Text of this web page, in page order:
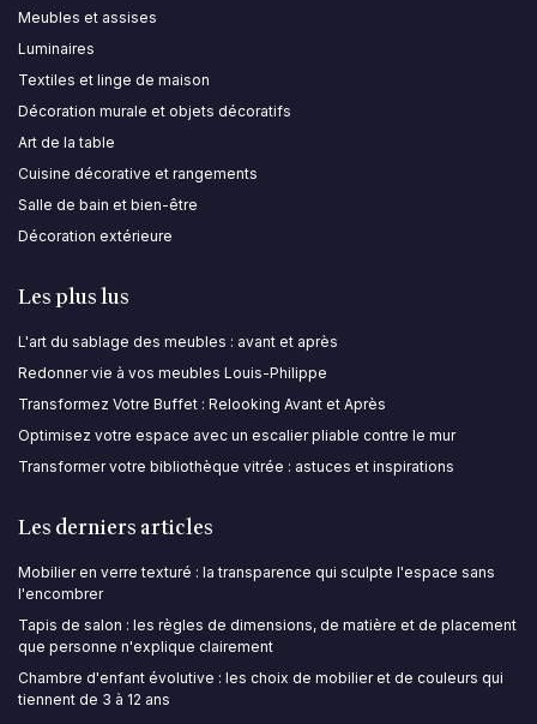
Meubles et assises
Luminaires
Textiles et linge de maison
Décoration murale et objets décoratifs
Art de la table
Cuisine décorative et rangements
Salle de bain et bien-être
Décoration extérieure
Les plus lus
L'art du sablage des meubles : avant et après
Redonner vie à vos meubles Louis-Philippe
Transformez Votre Buffet : Relooking Avant et Après
Optimisez votre espace avec un escalier pliable contre le mur
Transformer votre bibliothèque vitrée : astuces et inspirations
Les derniers articles
Mobilier en verre texturé : la transparence qui sculpte l'espace sans
l'encombrer
Tapis de salon : les règles de dimensions, de matière et de placement
que personne n'explique clairement
Chambre d'enfant évolutive : les choix de mobilier et de couleurs qui
tiennent de 3 à 12 ans